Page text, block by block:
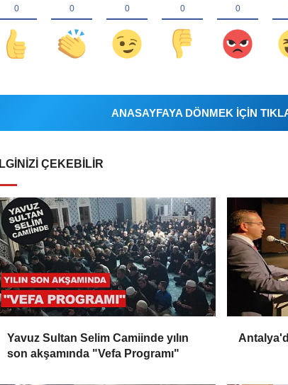
ANASAYFAYA DÖNMEK İÇİN
İLGINIZI ÇEKEBILIR
Yavuz Sultan Selim Camiinde yılın
son akşamında "Vefa Programı"